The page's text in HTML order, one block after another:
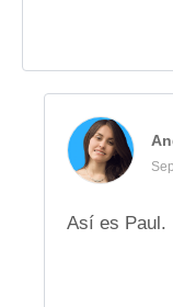
Así es Paul.